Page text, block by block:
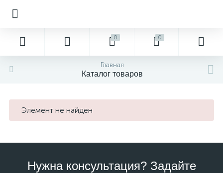
0 0
Главная
Каталог товаров
Элемент не найден
Нужна консультация? Задайте